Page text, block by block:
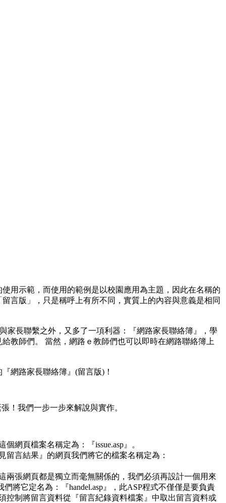
用示範，而使用的範例是以校園應用為主題，因此在名稱的
言版」，只是稱呼上有所不同，實質上的內容與意義是相同
家長聯繫之外，又多了一項利器：『網路家長聯絡簿』，學
教師們。 當然，網路ｅ教師們也可以即時在網路聯絡簿上
網路家長聯絡簿』(留言版)！
！我們一步一步來解說與實作。
網頁檔案名稱定為：『issue.asp』。
言結果』的網頁我們將它的檔案名稱定為：
張網頁都是獨立而毫無關係的，我們必須再設計一個用來
將它定名為：『handel.asp』，此ASP程式不僅僅是要負責
控制將留言資料從『留言紀錄資料檔案』中取出留言資料或